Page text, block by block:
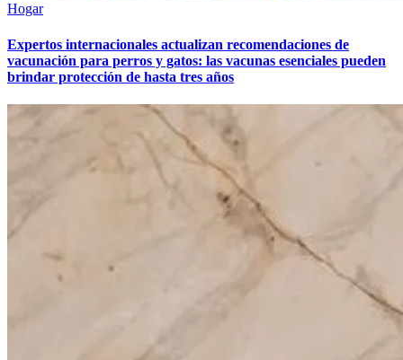
Hogar
Expertos internacionales actualizan recomendaciones de
vacunación para perros y gatos: las vacunas esenciales pueden
brindar protección de hasta tres años